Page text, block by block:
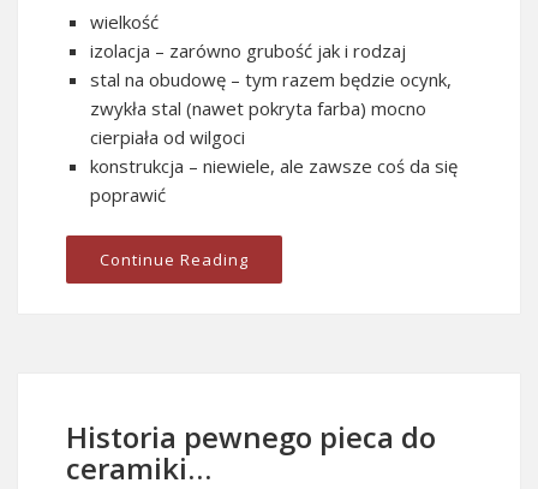
wielkość
izolacja – zarówno grubość jak i rodzaj
stal na obudowę – tym razem będzie ocynk,
zwykła stal (nawet pokryta farba) mocno
cierpiała od wilgoci
konstrukcja – niewiele, ale zawsze coś da się
poprawić
Continue Reading
Historia pewnego pieca do
ceramiki…